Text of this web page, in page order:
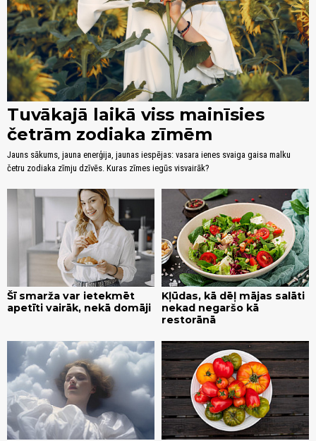
Tuvākajā laikā viss mainīsies
četrām zodiaka zīmēm
Jauns sākums, jauna enerģija, jaunas iespējas: vasara ienes svaiga gaisa malku
četru zodiaka zīmju dzīvēs. Kuras zīmes iegūs visvairāk?
Šī smarža var ietekmēt
apetīti vairāk, nekā domāji
Kļūdas, kā dēļ mājas salāti
nekad negaršo kā
restorānā